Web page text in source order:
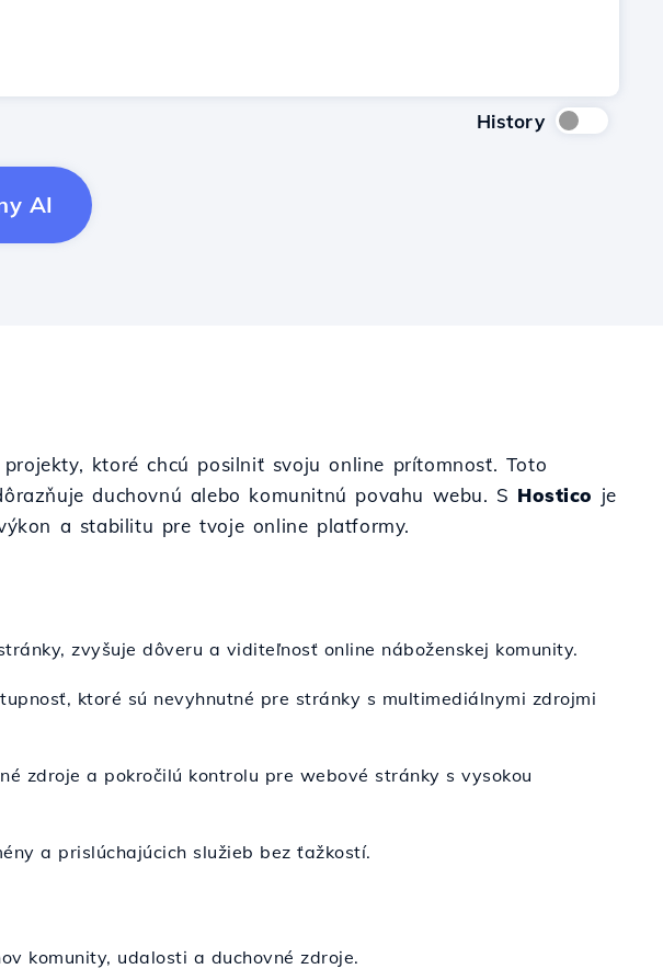
History
AI
ktoré chcú posilniť svoju online prítomnosť. Toto
duchovnú alebo komunitnú povahu webu. S Hostico je
a stabilitu pre tvoje online platformy.
zvyšuje dôveru a viditeľnosť online náboženskej komunity.
ktoré sú nevyhnutné pre stránky s multimediálnymi zdrojmi
zdroje a pokročilú kontrolu pre webové stránky s vysokou
a prislúchajúcich služieb bez ťažkostí.
komunity, udalosti a duchovné zdroje.